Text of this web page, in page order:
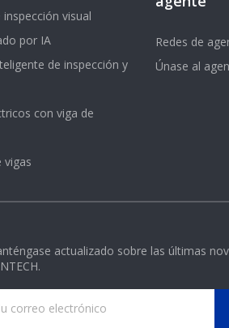
inspección visual
por IA
de inspección y
con viga de
vigas
Redes de
Únase al
actualizado sobre las últimas